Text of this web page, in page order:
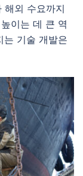
해외 수요까지
이는 데 큰 역
는 기술 개발은